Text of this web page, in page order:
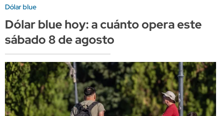
Dólar blue
Dólar blue hoy: a cuánto opera este
sábado 8 de agosto